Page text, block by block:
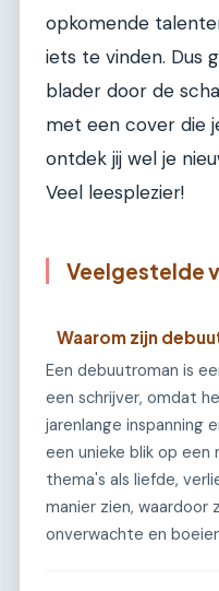
opkomende
iets te vinden. Dus
blader door de
met een cover die
ontdek jij wel je
Veel leesplezier!
Veelgestelde
Waarom zijn
Een debuutroman is
een schrijver, omdat
jarenlange inspanning
een unieke blik op
thema's als liefde,
manier zien, waardoor
onverwachte en